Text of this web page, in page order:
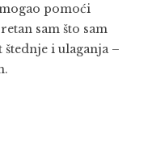
pomoći
sam što sam
i ulaganja –